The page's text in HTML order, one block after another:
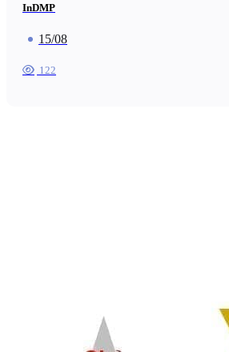
InDMP
15/08
122